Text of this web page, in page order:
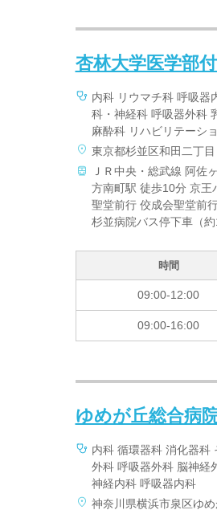
杏林大学医学部
内科 リウマチ科 呼吸器
科・神経科 呼吸器外科
麻酔科 リハビリテーシ
東京都杉並区和田二丁
ＪＲ中央・総武線 阿佐
方南町駅 徒歩10分 京王
聖堂前行 佼成会聖堂前
杉並病院バス停下車（
時間
09:00-12:00
09:00-16:00
ゆめが丘総合病
内科 循環器科 消化器科
外科 呼吸器外科 脳神経
神経内科 呼吸器内科
神奈川県横浜市泉区ゆめ